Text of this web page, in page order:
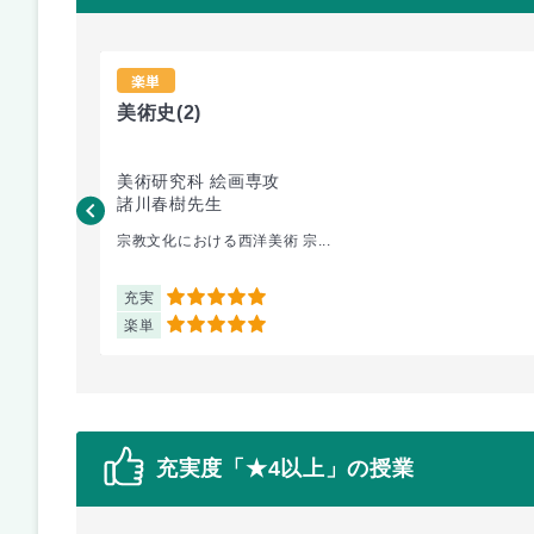
楽単
美術史(2)
美術研究科 絵画専攻
諸川春樹先生
宗教文化における西洋美術 宗...
充実 5
楽単 5
充実度「★4以上」の授業